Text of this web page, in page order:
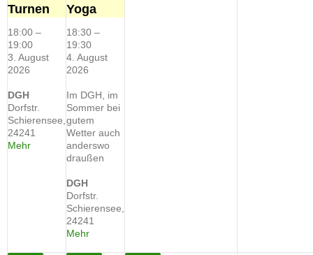
Turnen
18:00 –
19:00
3. August
2026
DGH
Dorfstr.
Schierensee
24241
Mehrabout
Yoga
18:30 –
19:30
4. August
2026
Im DGH, im
Sommer bei
gutem
Wetter auch
anderswo
draußen
DGH
Dorfstr.
Schierensee
24241
Mehrabout